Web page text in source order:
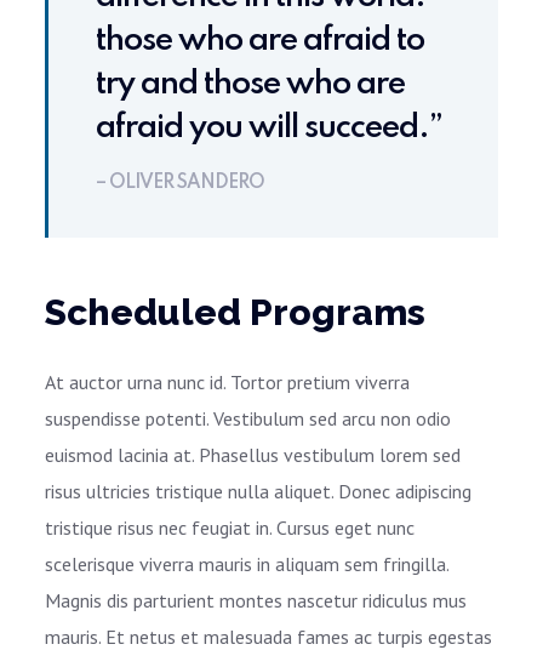
those who are afraid to
try and those who are
afraid you will succeed.”
– OLIVER SANDERO
Scheduled Programs
At auctor urna nunc id. Tortor pretium viverra
suspendisse potenti. Vestibulum sed arcu non odio
euismod lacinia at. Phasellus vestibulum lorem sed
risus ultricies tristique nulla aliquet. Donec adipiscing
tristique risus nec feugiat in. Cursus eget nunc
scelerisque viverra mauris in aliquam sem fringilla.
Magnis dis parturient montes nascetur ridiculus mus
mauris. Et netus et malesuada fames ac turpis egestas